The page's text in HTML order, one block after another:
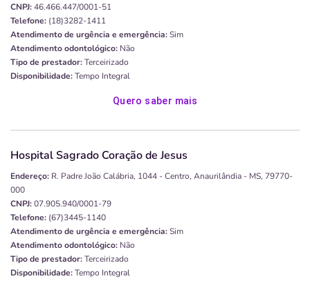
CNPJ:46.466.447/0001-51
Telefone: (18)3282-1411
Atendimento de urgência e emergência:Sim
Atendimento odontológico: Não
Tipo de prestador:Terceirizado
Disponibilidade:Tempo Integral
Quero saber mais
Hospital Sagrado Coração de Jesus
Endereço: R. Padre João Calábria, 1044 - Centro, Anaurilândia - MS, 79770-
000
CNPJ:07.905.940/0001-79
Telefone: (67)3445-1140
Atendimento de urgência e emergência:Sim
Atendimento odontológico: Não
Tipo de prestador:Terceirizado
Disponibilidade:Tempo Integral